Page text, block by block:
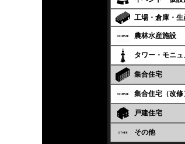
工場・倉庫・
農林水産施設
タワー・モニュ
集合住宅
集合住宅（改修
戸建住宅
その他